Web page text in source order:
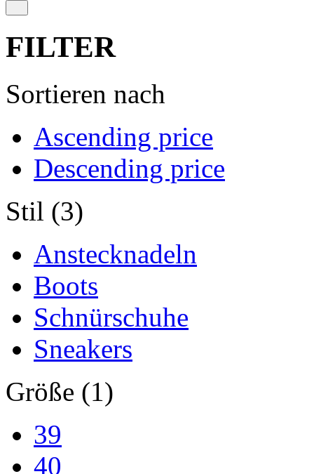
FILTER
Sortieren nach
Ascending price
Descending price
Stil (3)
Anstecknadeln
Boots
Schnürschuhe
Sneakers
Größe (1)
39
40